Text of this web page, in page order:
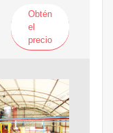
Obtén
el
precio